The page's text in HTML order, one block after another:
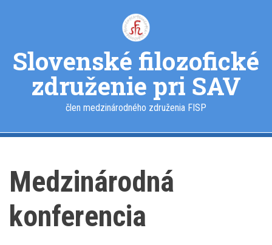
obsah
Slovenské filozofické
združenie pri SAV
člen medzinárodného združenia FISP
Medzinárodná
konferencia